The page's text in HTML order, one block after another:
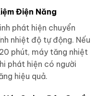
Điện Năng
phát hiện chuyển
nhiệt độ tự động. Nếu
phút, máy tăng nhiệt
phát hiện có người
hiệu quả.